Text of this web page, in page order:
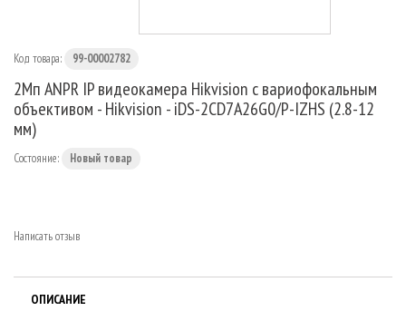
Код товара: 99-00002782
2Мп ANPR IP видеокамера Hikvision c вариофокальным
объективом - Hikvision - iDS-2CD7A26G0/P-IZHS (2.8-12
мм)
Состояние: Новый товар
Написать отзыв
ОПИСАНИЕ